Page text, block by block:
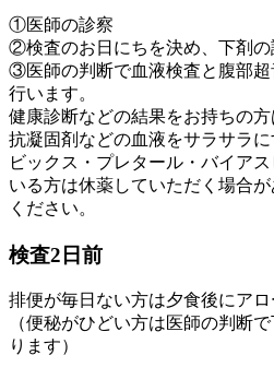
①医師の診察
②検査のお日にちを決め、下剤
③医師の判断で血液検査と腹部
行います。
健康診断などの結果をお持ちの
抗凝固剤などの血液をサラサラ
ビックス・プレタール・バイア
いる方は休薬していただく場合
ください。
検査2日前
排便が毎日ない方は夕食後にアロ
（便秘がひどい方は医師の判断
ります）